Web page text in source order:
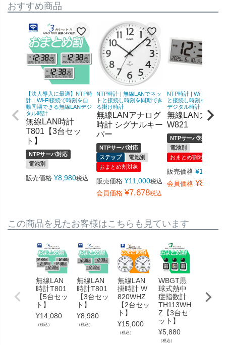
おすすめ商品
【法人導入に最適】NTP時
計｜Wi-Fi接続で時刻を自
動同期できる無線LANデジ
タル時計
無線LAN時計
T801【3台セッ
ト】
NTPサーバ対応
電池別
販売価格 ¥8,980税込
NTP時計 | 無線LANでネッ
トと接続し時刻を同期でき
る掛け時計
無線LANアナログ
時計 シグナルキー
パー
NTPサーバ対応
ステップ
電池別
おまとめ割対象
販売価格 ¥11,000税込
会員価格 ¥7,678税込
NTP時計 | Wi-Fiでネッ
と接続し時刻を同期で
デジタル時計
無線LAN大型時
W821
NTPサーバ対応
電池別
おまとめ割対象
販売価格 ¥12,540
会員価格 ¥8,778
この商品を見たお客様はこちらも見ています
無線LAN
時計T801
【5台セッ
ト】
¥14,080
（税込）
無線LAN
時計T801
【3台セッ
ト】
¥8,980
（税込）
無線LAN
掛時計 W
820WHZ
【2台セッ
ト】
¥15,000
（税込）
WBGT黒
球式熱中
症指数計
TH113WH
Z【3台セ
ット】
¥5,880
（税込）
823SMZ
【2台